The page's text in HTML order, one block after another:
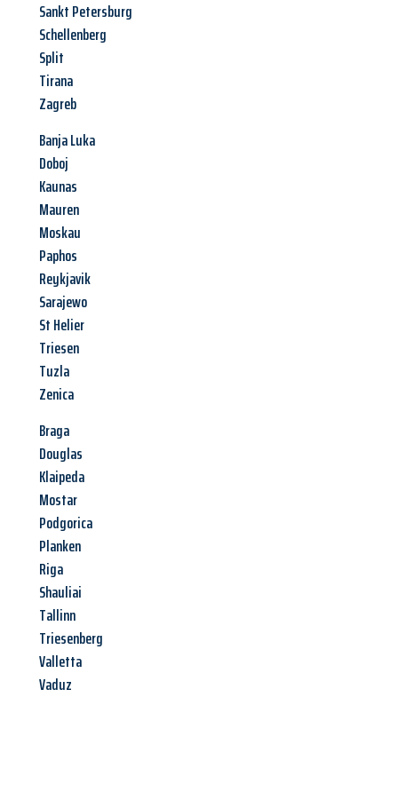
Sankt Petersburg
Schellenberg
Split
Tirana
Zagreb
Banja Luka
Doboj
Kaunas
Mauren
Moskau
Paphos
Reykjavik
Sarajewo
St Helier
Triesen
Tuzla
Zenica
Braga
Douglas
Klaipeda
Mostar
Podgorica
Planken
Riga
Shauliai
Tallinn
Triesenberg
Valletta
Vaduz